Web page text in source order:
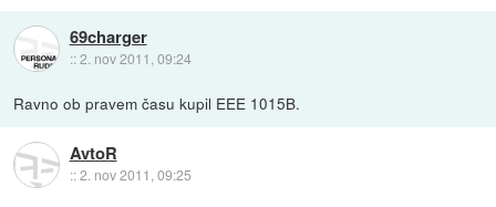
69charger
::2. nov 2011, 09:24
Ravno ob pravem času kupil EEE 1015B.
AvtoR
::2. nov 2011, 09:25